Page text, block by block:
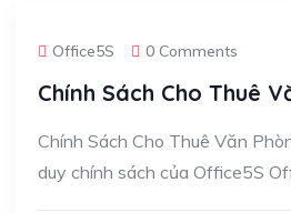
Office5S 0 Comments
Chính Sách Cho Thuê
Chính Sách Cho Thuê Văn
duy chính sách của Office5S